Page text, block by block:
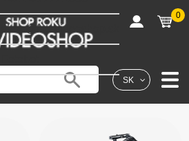
SK
shop@fotovideoshop.sk
0